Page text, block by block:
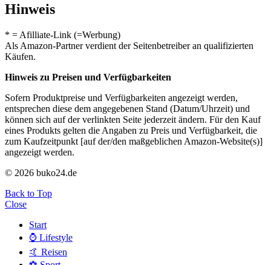
Hinweis
* = Afilliate-Link (=Werbung)
Als Amazon-Partner verdient der Seitenbetreiber an qualifizierten
Käufen.
Hinweis zu Preisen und Verfügbarkeiten
Sofern Produktpreise und Verfügbarkeiten angezeigt werden,
entsprechen diese dem angegebenen Stand (Datum/Uhrzeit) und
können sich auf der verlinkten Seite jederzeit ändern. Für den Kauf
eines Produkts gelten die Angaben zu Preis und Verfügbarkeit, die
zum Kaufzeitpunkt [auf der/den maßgeblichen Amazon-Website(s)]
angezeigt werden.
© 2026 buko24.de
Back to Top
Close
Start
⌚️ Lifestyle
🤙 Reisen